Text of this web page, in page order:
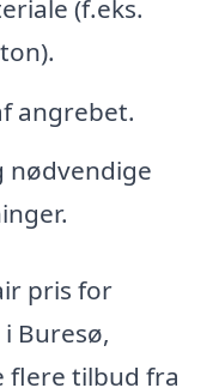
(f.eks.
angrebet.
nødvendige
pris for
Buresø,
flere tilbud fra